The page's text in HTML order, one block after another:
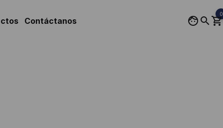
0
Contáctanos